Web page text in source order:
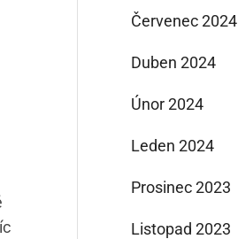
Červenec 2024
Duben 2024
Únor 2024
Leden 2024
Prosinec 2023
Listopad 2023